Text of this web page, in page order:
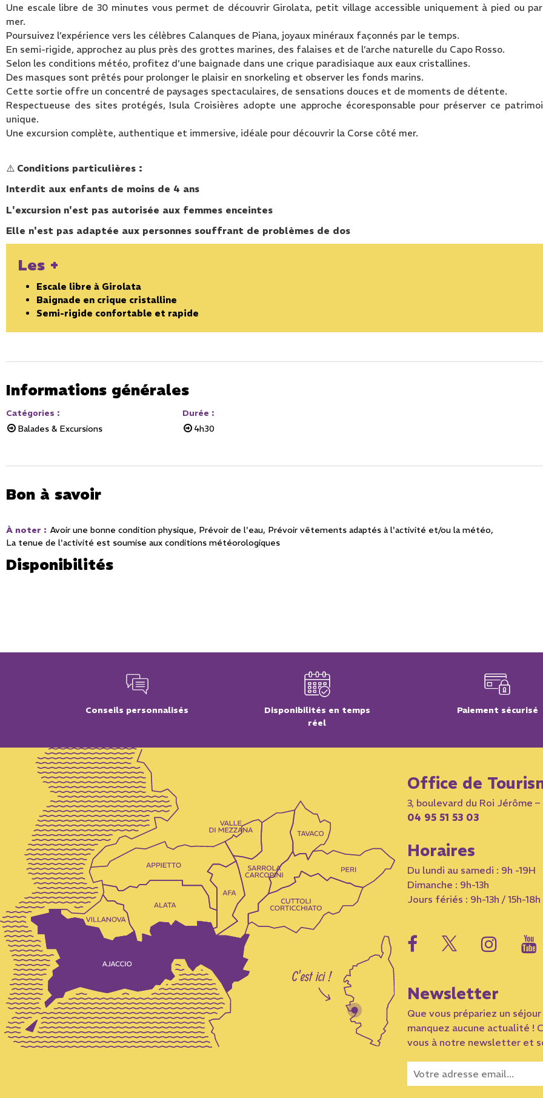
Une escale libre de 30 minutes vous permet de découvrir Girolata, petit village accessible uniquement à pied ou
mer.
Poursuivez l’expérience vers les célèbres Calanques de Piana, joyaux minéraux façonnés par le temps.
En semi-rigide, approchez au plus près des grottes marines, des falaises et de l’arche naturelle du Capo Rosso.
Selon les conditions météo, profitez d’une baignade dans une crique paradisiaque aux eaux cristallines.
Des masques sont prêtés pour prolonger le plaisir en snorkeling et observer les fonds marins.
Cette sortie offre un concentré de paysages spectaculaires, de sensations douces et de moments de détente.
Respectueuse des sites protégés, Isula Croisières adopte une approche écoresponsable pour préserver ce
unique.
Une excursion complète, authentique et immersive, idéale pour découvrir la Corse côté mer.
⚠️ Conditions particulières :
Interdit aux enfants de moins de 4 ans
L'excursion n'est pas autorisée aux femmes enceintes
Elle n'est pas adaptée aux personnes souffrant de problèmes de dos
Les +
Escale libre à Girolata
Baignade en crique cristalline
Semi-rigide confortable et rapide
Informations générales
Catégories :
Balades & Excursions
Durée :
4h30
Bon à savoir
À noter : Avoir une bonne condition physique Prévoir de l'eau Prévoir vêtements adaptés à l'activité et/ou la météo
La tenue de l'activité est soumise aux conditions météorologiques
Disponibilités
Conseils personnalisés
Disponibilités en temps
réel
Paiement sécurisé
Office de
3, boulevard du Roi Jérôme
04 95 51 53 03
Horaires
Du lundi au samedi : 9h -19H
Dimanche : 9h-13h
Jours fériés : 9h-13h / 15h-18h
Newsletter
Que vous prépariez un
manquez aucune actualité !
vous à notre newsletter et